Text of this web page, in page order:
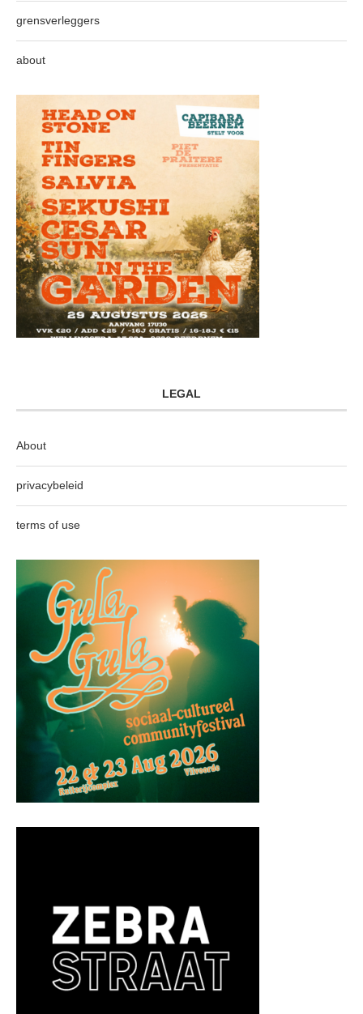
grensverleggers
about
LEGAL
About
privacybeleid
terms of use